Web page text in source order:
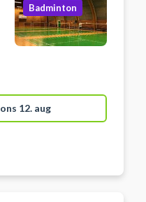
Badminton
ons 12. aug